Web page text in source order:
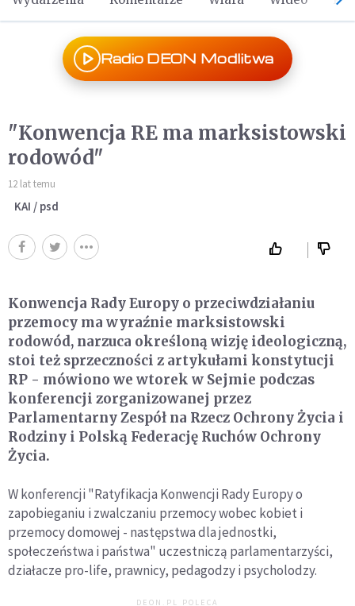
Radio DEON Modlitwa
"Konwencja RE ma marksistowski
rodowód"
12 lat temu
KAI / psd
Konwencja Rady Europy o przeciwdziałaniu
przemocy ma wyraźnie marksistowski
rodowód, narzuca określoną wizję ideologiczną,
stoi też sprzeczności z artykułami konstytucji
RP - mówiono we wtorek w Sejmie podczas
konferencji zorganizowanej przez
Parlamentarny Zespół na Rzecz Ochrony Życia i
Rodziny i Polską Federację Ruchów Ochrony
Życia.
W konferencji "Ratyfikacja Konwencji Rady Europy o
zapobieganiu i zwalczaniu przemocy wobec kobiet i
przemocy domowej - następstwa dla jednostki,
społeczeństwa i państwa" uczestniczą parlamentarzyści,
działacze pro-life, prawnicy, pedagodzy i psycholodzy.
DEON.PL POLECA